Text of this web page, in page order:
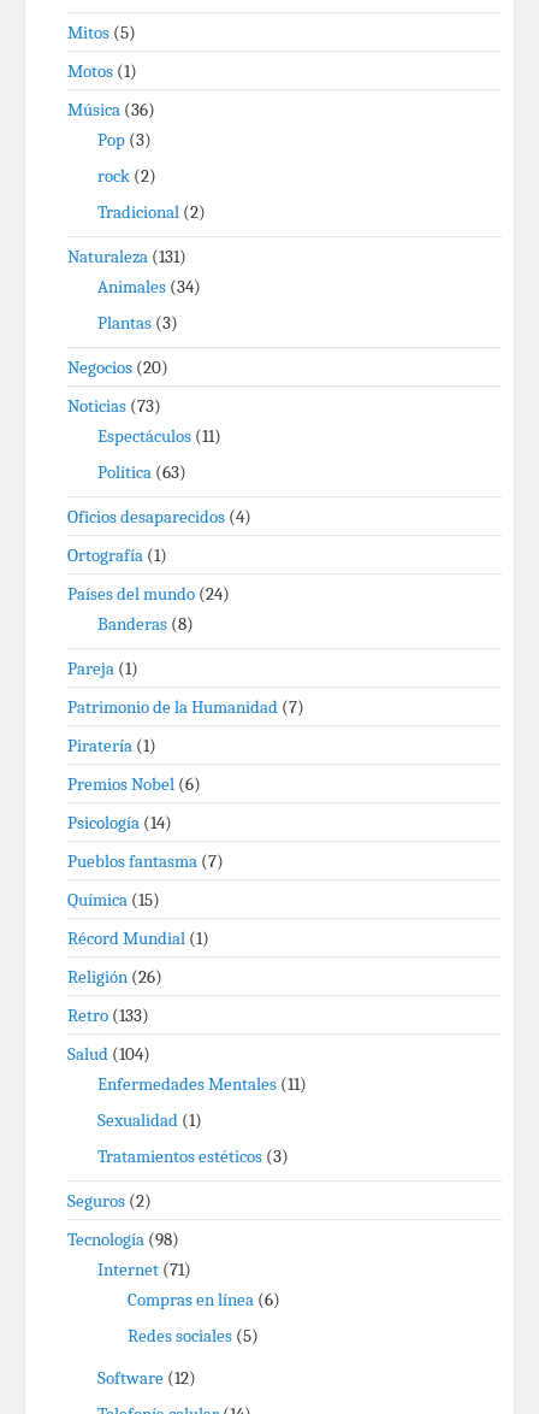
Mitos (5)
Motos (1)
Música (36)
Pop (3)
rock (2)
Tradicional (2)
Naturaleza (131)
Animales (34)
Plantas (3)
Negocios (20)
Noticias (73)
Espectáculos (11)
Política (63)
Oficios desaparecidos (4)
Ortografía (1)
Países del mundo (24)
Banderas (8)
Pareja (1)
Patrimonio de la Humanidad (7)
Piratería (1)
Premios Nobel (6)
Psicología (14)
Pueblos fantasma (7)
Química (15)
Récord Mundial (1)
Religión (26)
Retro (133)
Salud (104)
Enfermedades Mentales (11)
Sexualidad (1)
Tratamientos estéticos (3)
Seguros (2)
Tecnología (98)
Internet (71)
Compras en línea (6)
Redes sociales (5)
Software (12)